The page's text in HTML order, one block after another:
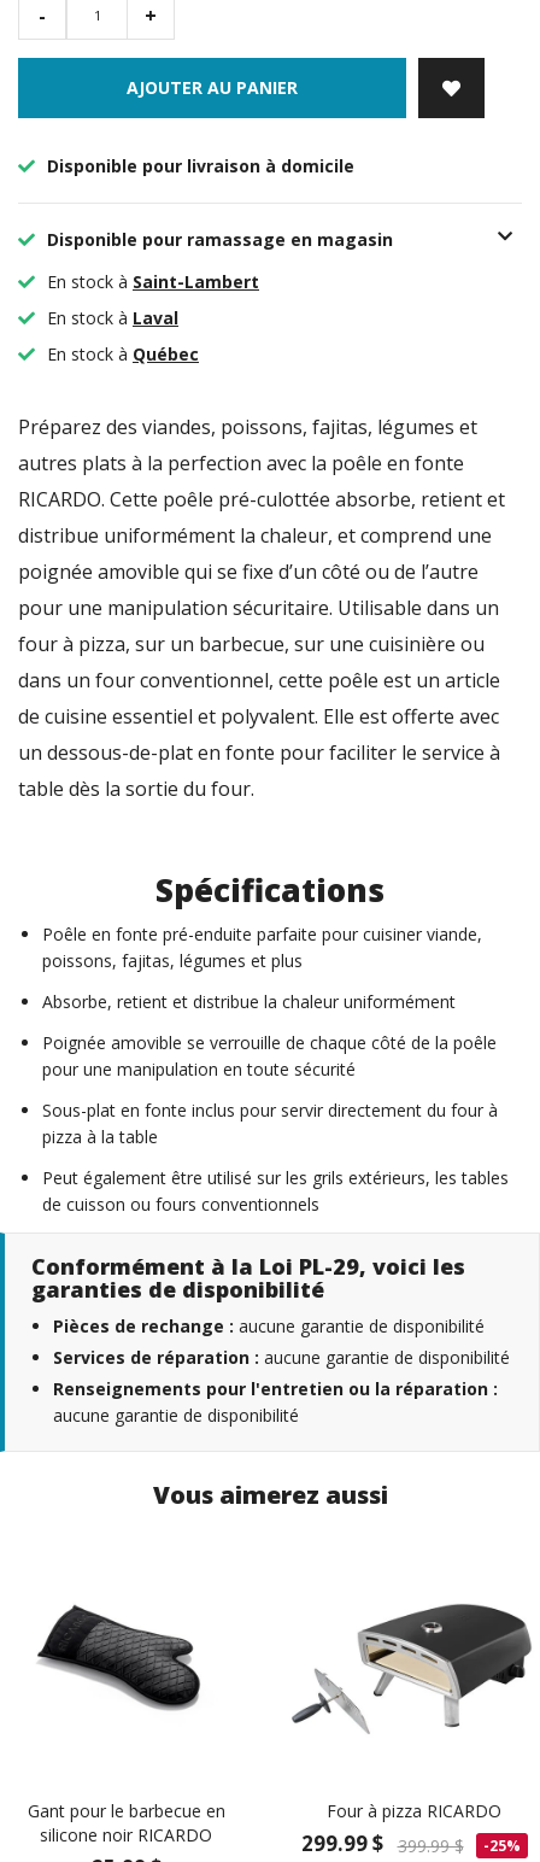
- +
AJOUTER AU PANIER
Disponible pour livraison à domicile
Disponible pour ramassage en magasin
En stock à Saint-Lambert
En stock à Laval
En stock à Québec
Préparez des viandes, poissons, fajitas, légumes et
autres plats à la perfection avec la poêle en fonte
RICARDO. Cette poêle pré-culottée absorbe, retient et
distribue uniformément la chaleur, et comprend une
poignée amovible qui se fixe d’un côté ou de l’autre
pour une manipulation sécuritaire. Utilisable dans un
four à pizza, sur un barbecue, sur une cuisinière ou
dans un four conventionnel, cette poêle est un article
de cuisine essentiel et polyvalent. Elle est offerte avec
un dessous-de-plat en fonte pour faciliter le service à
table dès la sortie du four.
Spécifications
Poêle en fonte pré-enduite parfaite pour cuisiner viande,
poissons, fajitas, légumes et plus
Absorbe, retient et distribue la chaleur uniformément
Poignée amovible se verrouille de chaque côté de la poêle
pour une manipulation en toute sécurité
Sous-plat en fonte inclus pour servir directement du four à
pizza à la table
Peut également être utilisé sur les grils extérieurs, les tables
de cuisson ou fours conventionnels
Conformément à la Loi PL-29, voici les
garanties de disponibilité
Pièces de rechange : aucune garantie de disponibilité
Services de réparation : aucune garantie de disponibilité
Renseignements pour l'entretien ou la réparation :
aucune garantie de disponibilité
Vous aimerez aussi
Gant pour le barbecue en
silicone noir RICARDO
Four à pizza RICARDO
299.99 $ 399.99 $ -25%